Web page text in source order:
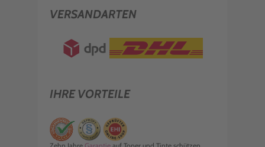
VERSANDARTEN
IHRE VORTEILE